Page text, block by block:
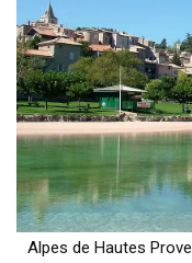
Alpes de Hautes